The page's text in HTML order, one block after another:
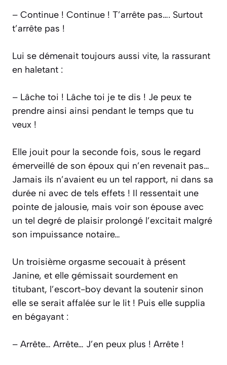
– Continue ! Continue ! T’arrête pas…. Surtout
t’arrête pas !
Lui se démenait toujours aussi vite, la rassurant
en haletant :
– Lâche toi ! Lâche toi je te dis ! Je peux te
prendre ainsi ainsi pendant le temps que tu
veux !
Elle jouit pour la seconde fois, sous le regard
émerveillé de son époux qui n’en revenait pas…
Jamais ils n’avaient eu un tel rapport, ni dans sa
durée ni avec de tels effets ! Il ressentait une
pointe de jalousie, mais voir son épouse avec
un tel degré de plaisir prolongé l’excitait malgré
son impuissance notaire…
Un troisième orgasme secouait à présent
Janine, et elle gémissait sourdement en
titubant, l’escort-boy devant la soutenir sinon
elle se serait affalée sur le lit ! Puis elle supplia
en bégayant :
– Arrête… Arrête… J’en peux plus ! Arrête !